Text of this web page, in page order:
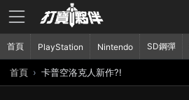
首頁 卡普空洛克人新作?!
首頁 PlayStation Nintendo SD鋼彈